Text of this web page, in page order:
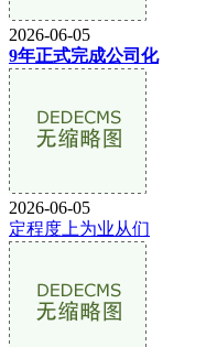
2026-06-05
9年正式完成公司化
2026-06-05
定程度上为业从们